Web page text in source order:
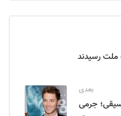
ملت رسیدند
بعدی
موسیقی؛ جرمی